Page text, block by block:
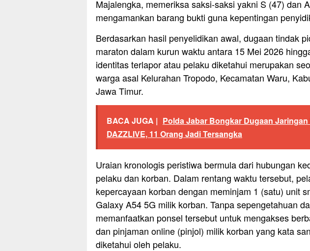
Majalengka, memeriksa saksi-saksi yakni S (47) dan
mengamankan barang bukti guna kepentingan
Berdasarkan hasil penyelidikan awal, dugaan tindak
maraton dalam kurun waktu antara 15 Mei 2026
identitas terlapor atau pelaku diketahui merupakan
warga asal Kelurahan Tropodo, Kecamatan Waru,
Jawa Timur.
BACA JUGA | Polda Jabar Bongkar Dugaan
DAZZLIVE, 11 Orang Jadi Tersangka
Uraian kronologis peristiwa bermula dari hubungan
pelaku dan korban. Dalam rentang waktu tersebut,
kepercayaan korban dengan meminjam 1 (satu) unit
Galaxy A54 5G milik korban. Tanpa sepengetahuan
memanfaatkan ponsel tersebut untuk mengakses
dan pinjaman online (pinjol) milik korban yang kata
diketahui oleh pelaku.